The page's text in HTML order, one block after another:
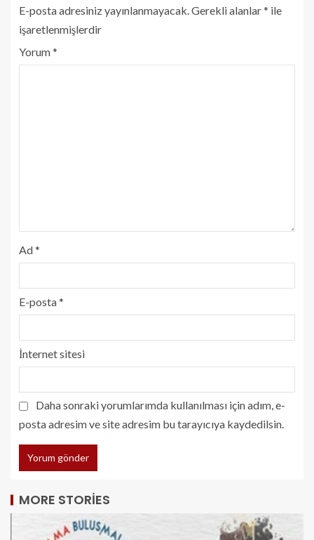
E-posta adresiniz yayınlanmayacak. Gerekli alanlar* ile
işaretlenmişlerdir
Yorum*
Ad*
E-posta*
İnternet sitesi
Daha sonraki yorumlarımda kullanılması için adım, e-
posta adresim ve site adresim bu tarayıcıya kaydedilsin.
MORE STORIES